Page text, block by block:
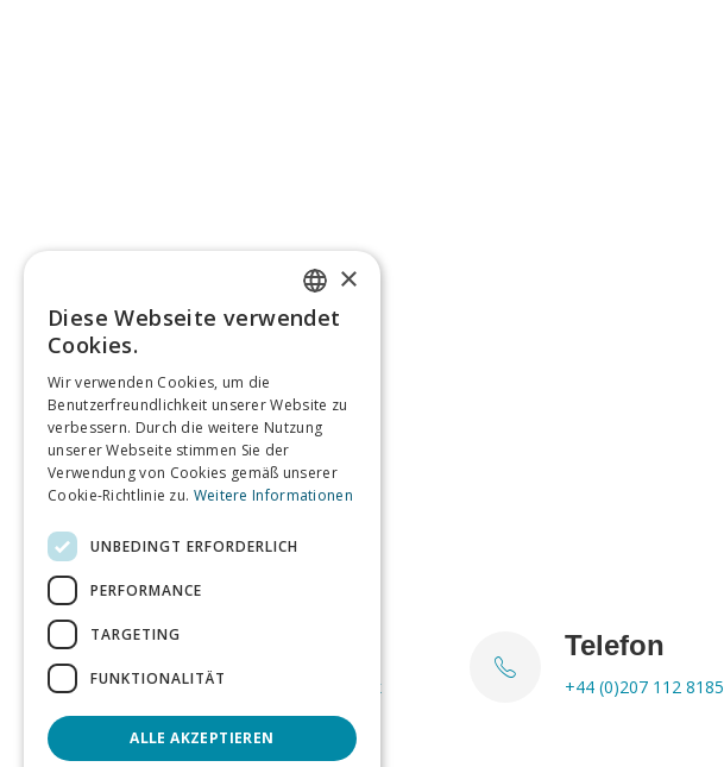
agents@tagmin.co.uk
Telefon
+44 (0)207 112 8185
ENGLISH
×
Diese Webseite verwendet
Cookies.
Wir verwenden Cookies, um die
Benutzerfreundlichkeit unserer Website zu
verbessern. Durch die weitere Nutzung
unserer Webseite stimmen Sie der
Verwendung von Cookies gemäß unserer
Cookie-Richtlinie zu. Weitere Informationen
UNBEDINGT ERFORDERLICH
PERFORMANCE
TARGETING
FUNKTIONALITÄT
ALLE AKZEPTIEREN